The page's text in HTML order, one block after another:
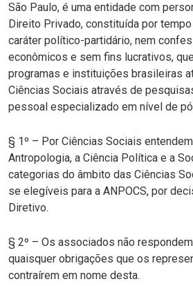
São Paulo, é uma entidade com
Direito Privado, constituída por
caráter político-partidário, nem
econômicos e sem fins lucrativos,
programas e instituições brasileiras
Ciências Sociais através de
pessoal especializado em nível de
§ 1º – Por Ciências Sociais
Antropologia, a Ciência Política e a
categorias do âmbito das Ciências
se elegíveis para a ANPOCS, por
Diretivo.
§ 2º – Os associados não
quaisquer obrigações que os
contraírem em nome desta.